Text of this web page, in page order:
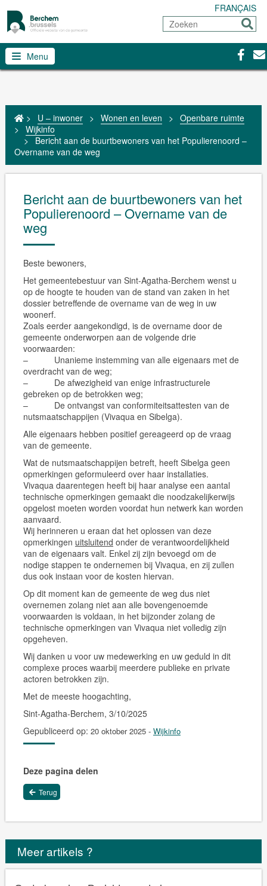
FRANÇAIS
Zoeken
Sturen
Menu
> U – inwoner > Wonen en leven > Openbare ruimte
> Wijkinfo
>
Bericht aan de buurtbewoners van het Populierenoord –
Overname van de weg
Bericht aan de buurtbewoners van het
Populierenoord – Overname van de
weg
Beste bewoners,
Het gemeentebestuur van Sint-Agatha-Berchem wenst u
op de hoogte te houden van de stand van zaken in het
dossier betreffende de overname van de weg in uw
woonerf.
Zoals eerder aangekondigd, is de overname door de
gemeente onderworpen aan de volgende drie
voorwaarden:
– Unanieme instemming van alle eigenaars met de
overdracht van de weg;
– De afwezigheid van enige infrastructurele
gebreken op de betrokken weg;
– De ontvangst van conformiteitsattesten van de
nutsmaatschappijen (Vivaqua en Sibelga).
Alle eigenaars hebben positief gereageerd op de vraag
van de gemeente.
Wat de nutsmaatschappijen betreft, heeft Sibelga geen
opmerkingen geformuleerd over haar installaties.
Vivaqua daarentegen heeft bij haar analyse een aantal
technische opmerkingen gemaakt die noodzakelijkerwijs
opgelost moeten worden voordat hun netwerk kan worden
aanvaard.
Wij herinneren u eraan dat het oplossen van deze
opmerkingen uitsluitend onder de verantwoordelijkheid
van de eigenaars valt. Enkel zij zijn bevoegd om de
nodige stappen te ondernemen bij Vivaqua, en zij zullen
dus ook instaan voor de kosten hiervan.
Op dit moment kan de gemeente de weg dus niet
overnemen zolang niet aan alle bovengenoemde
voorwaarden is voldaan, in het bijzonder zolang de
technische opmerkingen van Vivaqua niet volledig zijn
opgeheven.
Wij danken u voor uw medewerking en uw geduld in dit
complexe proces waarbij meerdere publieke en private
actoren betrokken zijn.
Met de meeste hoogachting,
Sint-Agatha-Berchem, 3/10/2025
Gepubliceerd op: 20 oktober 2025 - Wijkinfo
Deze pagina delen
Terug
Meer artikels ?